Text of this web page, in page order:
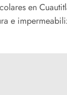
en
e